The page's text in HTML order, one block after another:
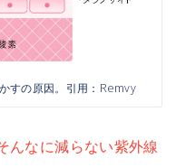
すの原因。引用：Remvy
んなに減らない紫外線